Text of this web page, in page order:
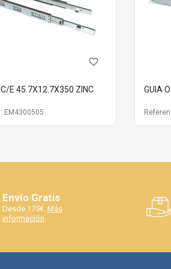
favorite_border
C/E 45.7X12.7X350 ZINC
EM4300505
GUIA
Envío Gratis
Desde 175€. Más
información